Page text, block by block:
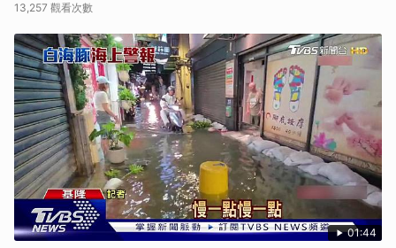
13,257 觀看次數
01:44